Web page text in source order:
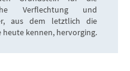
Verflechtung und
aus dem letztlich die
heute kennen, hervorging.